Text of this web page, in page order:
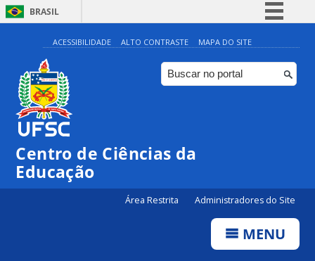
BRASIL
Simplifique!
Comunica BR
Participe
ACESSIBILIDADE ALTO CONTRASTE MAPA DO SITE
Centro de Ciências da
Educação
Área Restrita Administradores do Site
MENU